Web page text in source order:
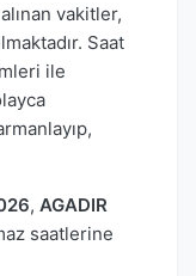
vakitler,
Saat
ile
, AGADIR
saatlerine